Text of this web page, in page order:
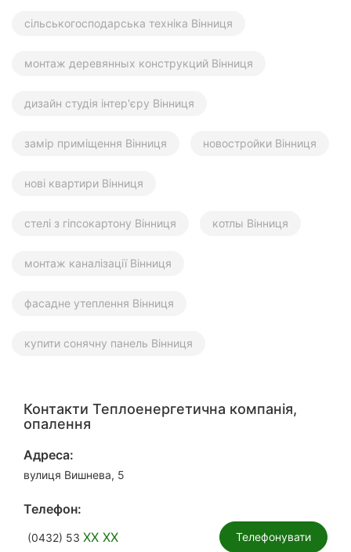
сільськогосподарська техніка Вінниця
монтаж деревянных конструкций Вінниця
дизайн студія інтер'єру Вінниця
замір приміщення Вінниця новостройки Вінниця
нові квартири Вінниця
стелі з гіпсокартону Вінниця котлы Вінниця
монтаж каналізації Вінниця
фасадне утеплення Вінниця
купити сонячну панель Вінниця
Контакти Теплоенергетична компанія,
опалення
Адреса:
вулиця Вишнева, 5
Телефон:
(0432) 53 XX XX Телефонувати